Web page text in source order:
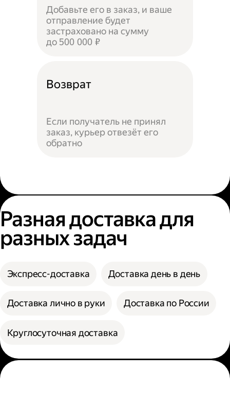
Добавьте его в заказ, и ваше
отправление будет
застраховано на сумму
до 500 000 ₽
Возврат
Если получатель не принял
заказ, курьер отвезёт его
обратно
Разная доставка для
разных задач
Экспресс-доставка Доставка день в день
Доставка лично в руки Доставка по России
Круглосуточная доставка